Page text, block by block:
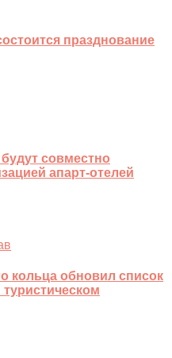
празднование
совместно
апарт-отелей
кольца обновил список